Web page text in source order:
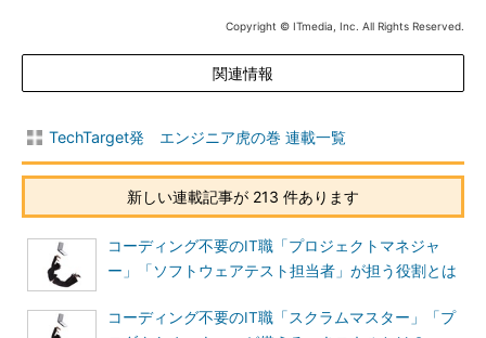
Copyright © ITmedia, Inc. All Rights Reserved.
関連情報
TechTarget発 エンジニア虎の巻 連載一覧
新しい連載記事が 213 件あります
コーディング不要のIT職「プロジェクトマネジャ
ー」「ソフトウェアテスト担当者」が担う役割とは
コーディング不要のIT職「スクラムマスター」「プ